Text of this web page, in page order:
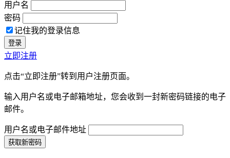
用户名
密码
记住我的登录信息
立即注册
点击“立即注册”转到用户注册页面。
输入用户名或电子邮箱地址，您会收到一封新密码链接的电子
邮件。
用户名或电子邮件地址